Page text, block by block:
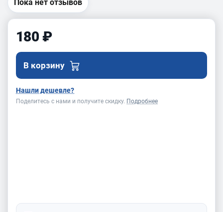
Пока нет отзывов
180 ₽
В корзину
Нашли дешевле?
Поделитесь с нами и получите скидку. Подробнее